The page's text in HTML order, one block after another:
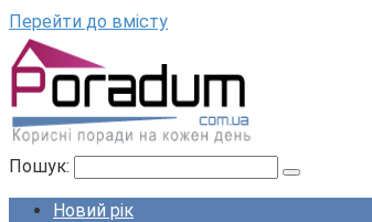
Перейти до вмісту
Пошук:
Новий рік